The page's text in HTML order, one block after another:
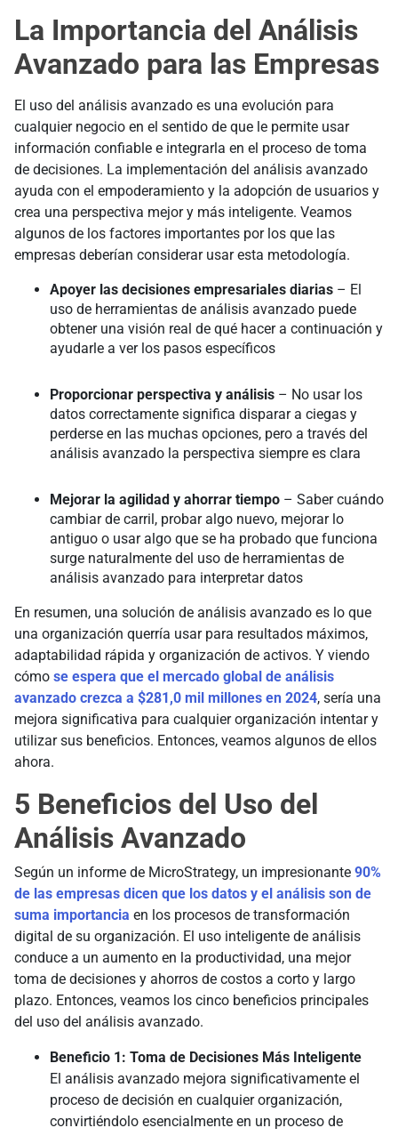
La Importancia del Análisis
Avanzado para las Empresas
El uso del análisis avanzado es una evolución para
cualquier negocio en el sentido de que le permite usar
información confiable e integrarla en el proceso de toma
de decisiones. La implementación del análisis avanzado
ayuda con el empoderamiento y la adopción de usuarios y
crea una perspectiva mejor y más inteligente. Veamos
algunos de los factores importantes por los que las
empresas deberían considerar usar esta metodología.
Apoyer las decisiones empresariales diarias – El
uso de herramientas de análisis avanzado puede
obtener una visión real de qué hacer a continuación y
ayudarle a ver los pasos específicos
Proporcionar perspectiva y análisis – No usar los
datos correctamente significa disparar a ciegas y
perderse en las muchas opciones, pero a través del
análisis avanzado la perspectiva siempre es clara
Mejorar la agilidad y ahorrar tiempo – Saber cuándo
cambiar de carril, probar algo nuevo, mejorar lo
antiguo o usar algo que se ha probado que funciona
surge naturalmente del uso de herramientas de
análisis avanzado para interpretar datos
En resumen, una solución de análisis avanzado es lo que
una organización querría usar para resultados máximos,
adaptabilidad rápida y organización de activos. Y viendo
cómo se espera que el mercado global de análisis
avanzado crezca a $281,0 mil millones en 2024, sería una
mejora significativa para cualquier organización intentar y
utilizar sus beneficios. Entonces, veamos algunos de ellos
ahora.
5 Beneficios del Uso del
Análisis Avanzado
Según un informe de MicroStrategy, un impresionante 90%
de las empresas dicen que los datos y el análisis son de
suma importancia en los procesos de transformación
digital de su organización. El uso inteligente de análisis
conduce a un aumento en la productividad, una mejor
toma de decisiones y ahorros de costos a corto y largo
plazo. Entonces, veamos los cinco beneficios principales
del uso del análisis avanzado.
Beneficio 1: Toma de Decisiones Más Inteligente
El análisis avanzado mejora significativamente el
proceso de decisión en cualquier organización,
convirtiéndolo esencialmente en un proceso de